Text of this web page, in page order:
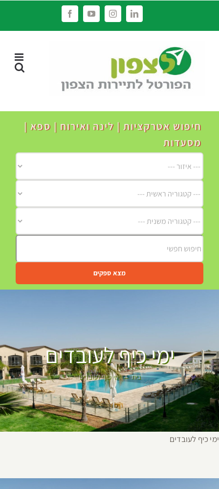
LinkedIn
Instagram
YouTube
Facebook
חיפוש אטרקציות | לינה ואירוח | ספא |
מסעדות
מצא ספקים
ימי כיף לעובדים
בית ימי כיף לעובדים
ימי כיף לעובדים